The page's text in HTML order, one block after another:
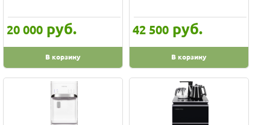
20 000 руб.
В корзину
42 500 руб.
В корзину